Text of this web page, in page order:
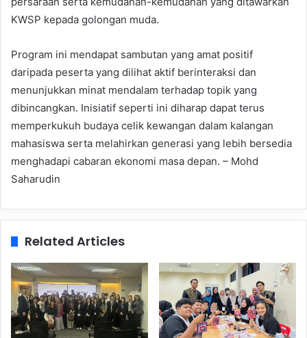
KWSP kepada golongan muda.
Program ini mendapat sambutan yang amat positif
daripada peserta yang dilihat aktif berinteraksi dan
menunjukkan minat mendalam terhadap topik yang
dibincangkan. Inisiatif seperti ini diharap dapat terus
memperkukuh budaya celik kewangan dalam kalangan
mahasiswa serta melahirkan generasi yang lebih bersedia
menghadapi cabaran ekonomi masa depan. – Mohd
Saharudin
Related Articles